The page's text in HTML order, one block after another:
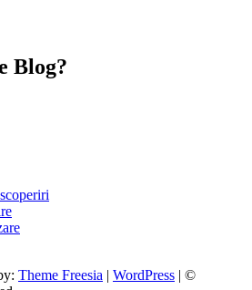
Blog?
Theme Freesia | WordPress | ©